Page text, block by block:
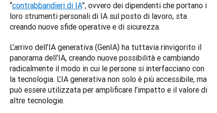
“contrabbandieri di IA”, ovvero dei dipendenti che portano i
loro strumenti personali di IA sul posto di lavoro, sta
creando nuove sfide operative e di sicurezza.
L’arrivo dell’IA generativa (GenIA) ha tuttavia rinvigorito il
panorama dell’IA, creando nuove possibilità e cambiando
radicalmente il modo in cui le persone si interfacciano con
la tecnologia. L’IA generativa non solo è più accessibile, ma
può essere utilizzata per amplificare l’impatto e il valore di
altre tecnologie.